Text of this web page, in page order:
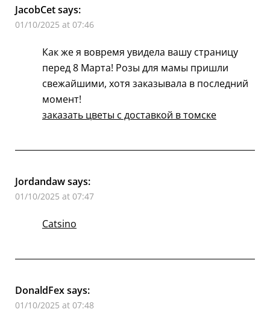
JacobCetsays:
01/10/2025 at 07:46
Как же я вовремя увидела вашу страницу
перед 8 Марта! Розы для мамы пришли
свежайшими, хотя заказывала в последний
момент!
заказать цветы с доставкой в томске
Jordandawsays:
01/10/2025 at 07:47
Catsino
DonaldFexsays:
01/10/2025 at 07:48